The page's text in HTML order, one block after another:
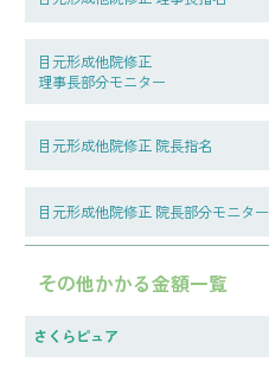
目元形成他院修正
理事長部分モニター
目元形成他院修正 院長指名
目元形成他院修正 院長部分モニター
その他かかる金額一覧
さくらピュア